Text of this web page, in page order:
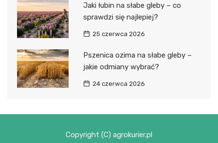
Jaki łubin na słabe gleby – co
sprawdzi się najlepiej?
25 czerwca 2026
Pszenica ozima na słabe gleby –
jakie odmiany wybrać?
24 czerwca 2026
Copyright (C) agrokurier.pl